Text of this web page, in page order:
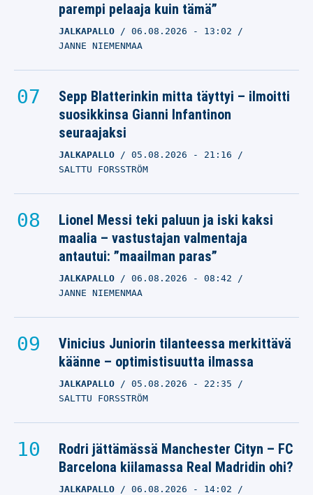
parempi pelaaja kuin tämä”
JALKAPALLO 06.08.2026 - 13:02
JANNE NIEMENMAA
Sepp Blatterinkin mitta täyttyi – ilmoitti
suosikkinsa Gianni Infantinon
seuraajaksi
JALKAPALLO 05.08.2026 - 21:16
SALTTU FORSSTRÖM
Lionel Messi teki paluun ja iski kaksi
maalia – vastustajan valmentaja
antautui: ”maailman paras”
JALKAPALLO 06.08.2026 - 08:42
JANNE NIEMENMAA
Vinicius Juniorin tilanteessa merkittävä
käänne – optimistisuutta ilmassa
JALKAPALLO 05.08.2026 - 22:35
SALTTU FORSSTRÖM
Rodri jättämässä Manchester Cityn – FC
Barcelona kiilamassa Real Madridin ohi?
JALKAPALLO 06.08.2026 - 14:02